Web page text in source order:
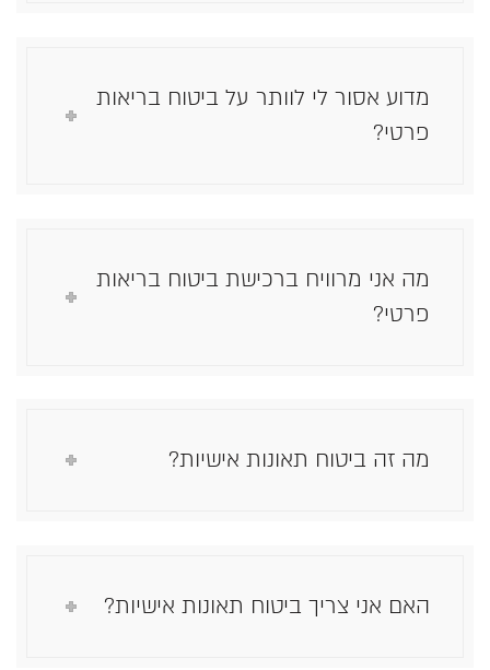
מדוע אסור לי לוותר על ביטוח בריאות
פרטי?
מה אני מרוויח ברכישת ביטוח בריאות
פרטי?
מה זה ביטוח תאונות אישיות?
האם אני צריך ביטוח תאונות אישיות?